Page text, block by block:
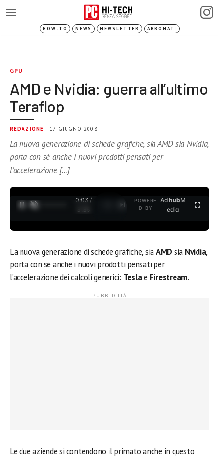
HOW-TO NEWS NEWSLETTER ABBONATI
GPU
AMD e Nvidia: guerra all’ultimo
Teraflop
REDAZIONE | 17 GIUGNO 2008
La nuova generazione di schede grafiche, sia AMD sia Nvidia,
porta con sé anche i nuovi prodotti pensati per
l’accelerazione […]
0:04 /
3:35
POWERE
D BY
AdhubM
edia
La nuova generazione di schede grafiche, siaAMD sia Nvidia,
porta con sé anche i nuovi prodotti pensati per
l’accelerazione dei calcoli generici: Teslae Firestream.
Le due aziende si contendono il primato anche in questo